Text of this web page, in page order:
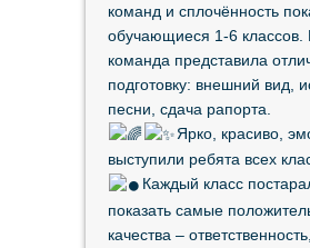
команд и сплочённость
обучающиеся 1-6 классов.
команда представила
подготовку: внешний вид,
песни, сдача рапорта.
Ярко, красиво,
выступили ребята всех
Каждый класс
показать самые
качества –